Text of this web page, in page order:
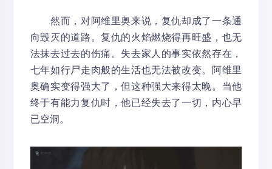
然而，对阿维里奥来说，复仇却成了一条通
向毁灭的道路。复仇的火焰燃烧得再旺盛，也无
法抹去过去的伤痛。失去家人的事实依然存在，
七年如行尸走肉般的生活也无法被改变。阿维里
奥确实变得强大了，但这种强大来得太晚。当他
终于有能力复仇时，他已经失去了一切，内心早
已空洞。